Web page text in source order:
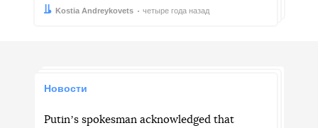
Автор:
Kostia Andreykovets
Дата: четыре года назад
Новости
Putinʼs spokesman acknowledged that